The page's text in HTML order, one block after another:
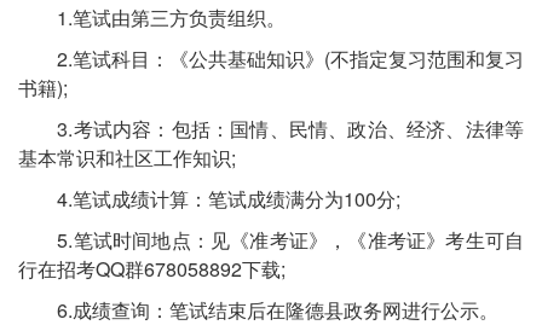
1.笔试由第三方负责组织。
2.笔试科目：《公共基础知识》(不指定复习范围和复习
书籍);
3.考试内容：包括：国情、民情、政治、经济、法律等
基本常识和社区工作知识;
4.笔试成绩计算：笔试成绩满分为100分;
5.笔试时间地点：见《准考证》，《准考证》考生可自
行在招考QQ群678058892下载;
6.成绩查询：笔试结束后在隆德县政务网进行公示。